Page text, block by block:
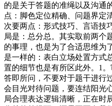
的是关于答题的准绳以及沟通
点：脚色定位精确、问题界定
次要两点：形式技巧、言语技
局是：总分总。其实取前两个
的事理，也是为了合适思维为
是一样的：表白立场处置方式
置的细节也是有所区此外。1
答即所问，不要对于题干进行
会目光对待问题，要连结阳光
局合理表达逻辑清晰，正在时